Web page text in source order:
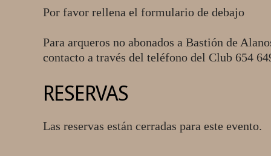
Por favor rellena el formulario de debajo
Para arqueros no abonados a Bastión de
contacto a través del teléfono del Club 654
RESERVAS
Las reservas están cerradas para este evento.